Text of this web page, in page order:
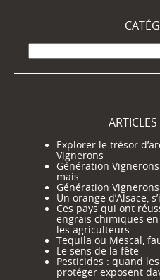
Catégories
Explorer le trésor
Vignerons
Génération
mais…
Génération
Un orange d’Alsace,
Ces pays qui ont
engrais chimiques
les agriculteurs
Tequila ou Mescal,
Le sens de la fête
Pesticides : quand
protéger exposent